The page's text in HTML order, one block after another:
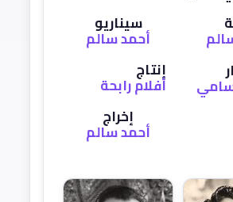
سيناريو
أحمد سالم
إنتاج
أفلام رابحة
إخراج
أحمد سالم